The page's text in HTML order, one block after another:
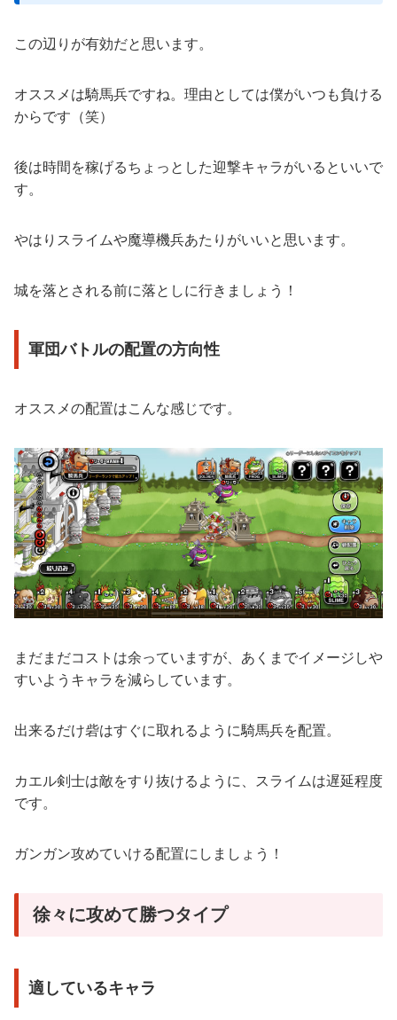
この辺りが有効だと思います。
オススメは騎馬兵ですね。理由としては僕がいつも負ける
からです（笑）
後は時間を稼げるちょっとした迎撃キャラがいるといいで
す。
やはりスライムや魔導機兵あたりがいいと思います。
城を落とされる前に落としに行きましょう！
軍団バトルの配置の方向性
オススメの配置はこんな感じです。
まだまだコストは余っていますが、あくまでイメージしや
すいようキャラを減らしています。
出来るだけ砦はすぐに取れるように騎馬兵を配置。
カエル剣士は敵をすり抜けるように、スライムは遅延程度
です。
ガンガン攻めていける配置にしましょう！
徐々に攻めて勝つタイプ
適しているキャラ